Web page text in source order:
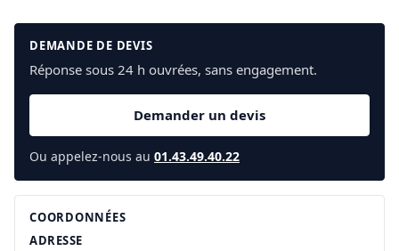
DEMANDE DE DEVIS
Réponse sous 24 h ouvrées, sans engagement.
Demander un devis
Ou appelez-nous au 01.43.49.40.22
COORDONNÉES
ADRESSE